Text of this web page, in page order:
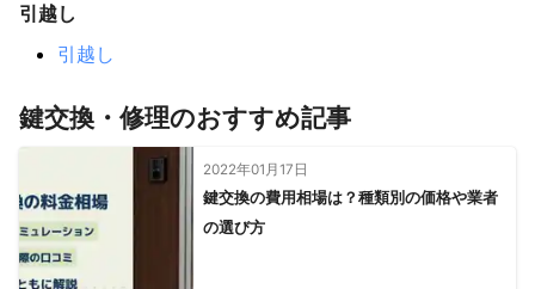
引越し
引越し
鍵交換・修理のおすすめ記事
2022年01月17日
鍵交換の費用相場は？種類別の価格や業者
の選び方